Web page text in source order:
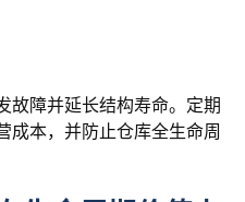
故障并延长结构寿命。定期
成本，并防止仓库全生命周